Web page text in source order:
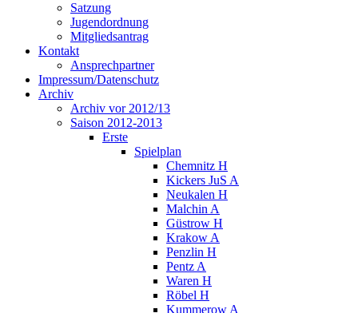
Satzung
Jugendordnung
Mitgliedsantrag
Kontakt
Ansprechpartner
Impressum/Datenschutz
Archiv
Archiv vor 2012/13
Saison 2012-2013
Erste
Spielplan
Chemnitz H
Kickers JuS A
Neukalen H
Malchin A
Güstrow H
Krakow A
Penzlin H
Pentz A
Waren H
Röbel H
Kummerow A